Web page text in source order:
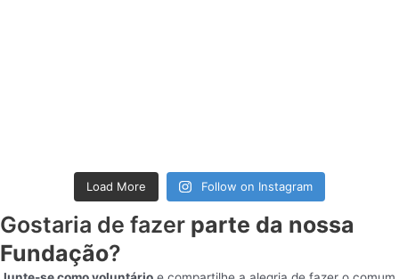
Load More Follow on Instagram
Gostaria de fazer parte da nossa
Fundação?